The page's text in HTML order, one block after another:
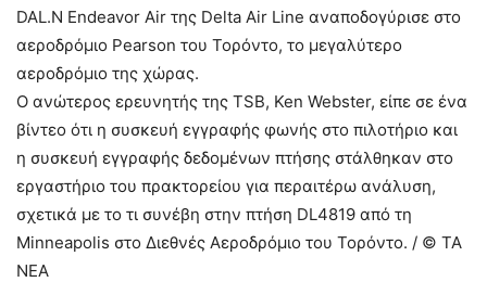
DAL.N Endeavor Air της Delta Air Line αναποδογύρισε στο
αεροδρόμιο Pearson του Τορόντο, το μεγαλύτερο
αεροδρόμιο της χώρας.
Ο ανώτερος ερευνητής της TSB, Ken Webster, είπε σε ένα
βίντεο ότι η συσκευή εγγραφής φωνής στο πιλοτήριο και
η συσκευή εγγραφής δεδομένων πτήσης στάλθηκαν στο
εργαστήριο του πρακτορείου για περαιτέρω ανάλυση,
σχετικά με το τι συνέβη στην πτήση DL4819 από τη
Minneapolis στο Διεθνές Αεροδρόμιο του Τορόντο. / © TA
NEA